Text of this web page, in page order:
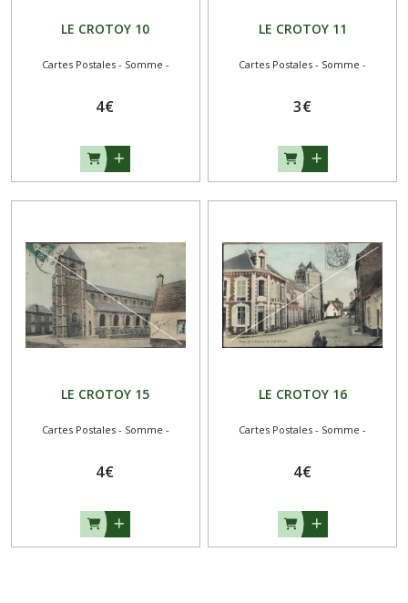
LE CROTOY 10
Cartes Postales - Somme -
4€
LE CROTOY 11
Cartes Postales - Somme -
3€
LE CROTOY 15
Cartes Postales - Somme -
4€
LE CROTOY 16
Cartes Postales - Somme -
4€